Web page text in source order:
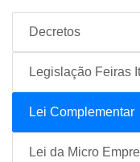
Decretos
Legislação Feiras
Lei Complementar
Lei da Micro